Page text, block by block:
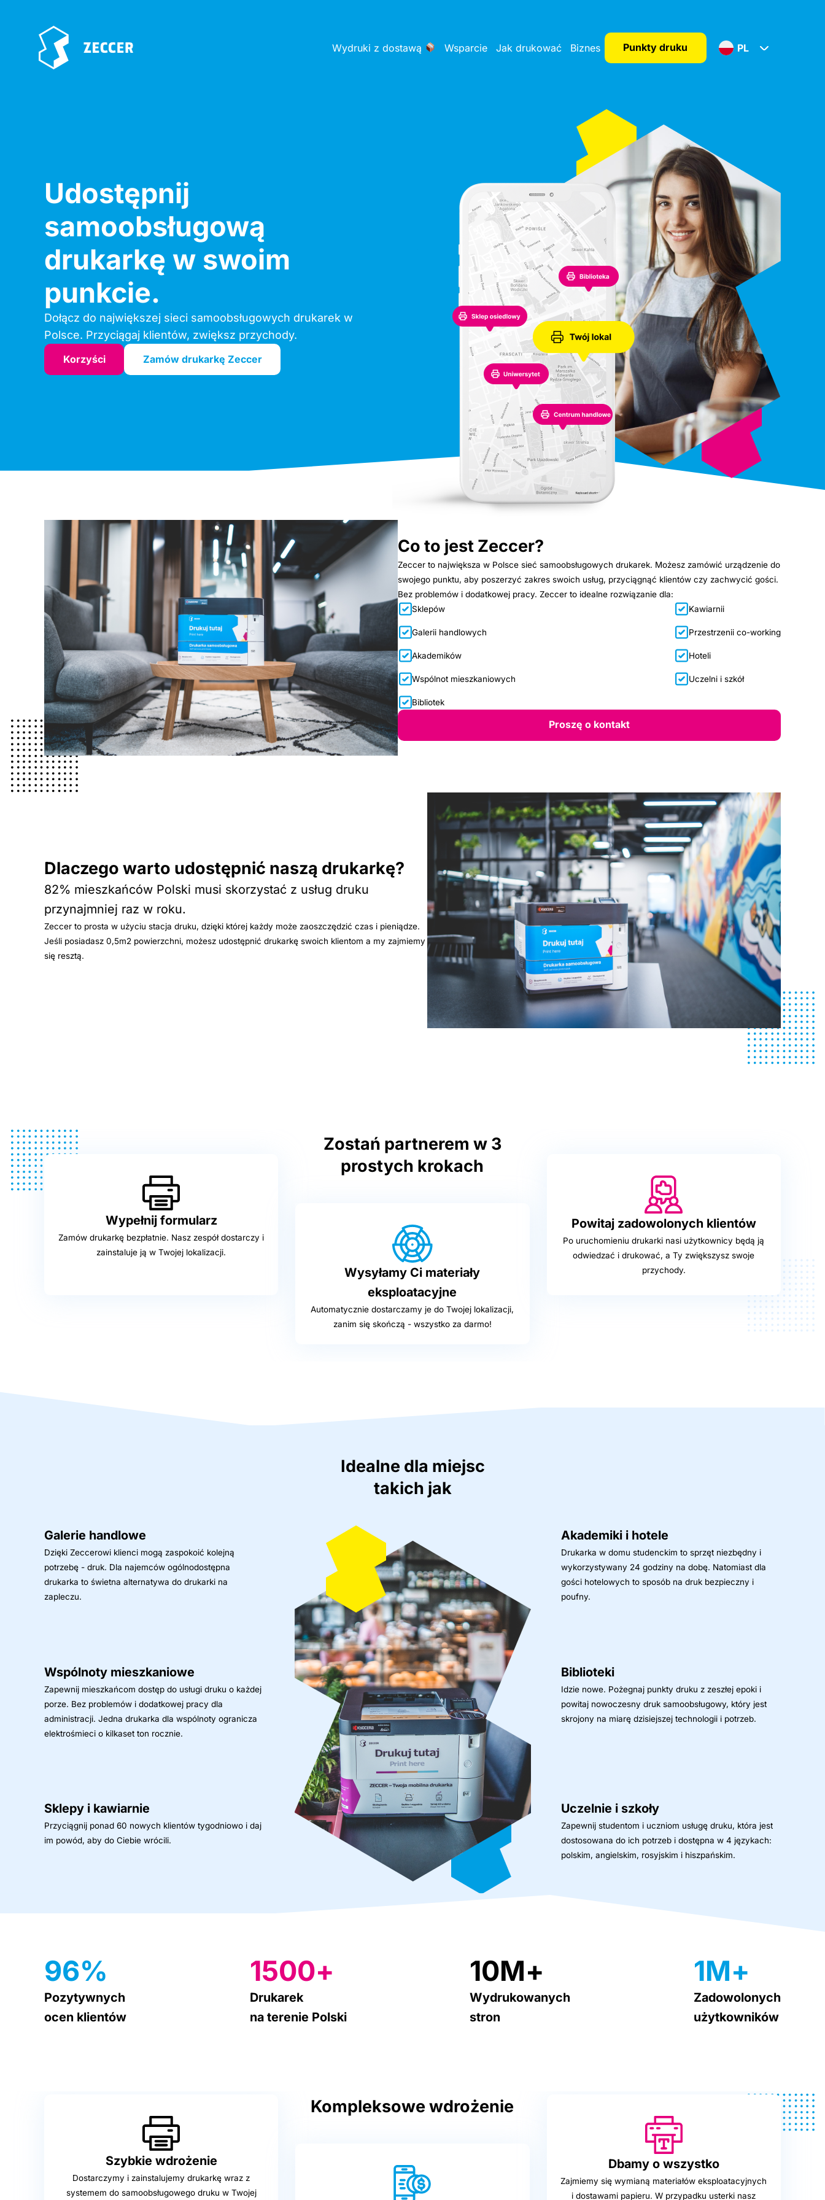
Wydruki z dostawą Wsparcie Jak drukować Biznes Punkty druku PL
Udostępnij
samoobsługową
drukarkę w swoim
punkcie.
Dołącz do największej sieci samoobsługowych drukarek w
Polsce. Przyciągaj klientów, zwiększ przychody.
Korzyści Zamów drukarkę Zeccer
Co to jest Zeccer?
Zeccer to największa w Polsce sieć samoobsługowych drukarek. Możesz zamówić urządzenie do
swojego punktu, aby poszerzyć zakres swoich usług, przyciągnąć klientów czy zachwycić gości.
Bez problemów i dodatkowej pracy. Zeccer to idealne rozwiązanie dla:
Sklepów
Kawiarnii
Galerii handlowych Przestrzenii co-working
Akademików Hoteli
Wspólnot mieszkaniowych Uczelni i szkół
Bibliotek
Proszę o kontakt
Dlaczego warto udostępnić naszą drukarkę?
82% mieszkańców Polski musi skorzystać z usług druku
przynajmniej raz w roku.
Zeccer to prosta w użyciu stacja druku, dzięki której każdy może zaoszczędzić czas i pieniądze.
Jeśli posiadasz 0,5m2 powierzchni, możesz udostępnić drukarkę swoich klientom a my zajmiemy
się resztą.
Zostań partnerem w 3
prostych krokach
Wypełnij formularz
Zamów drukarkę bezpłatnie. Nasz zespół dostarczy i
zainstaluje ją w Twojej lokalizacji.
Wysyłamy Ci materiały
eksploatacyjne
Automatycznie dostarczamy je do Twojej lokalizacji,
zanim się skończą - wszystko za darmo!
Powitaj zadowolonych klientów
Po uruchomieniu drukarki nasi użytkownicy będą ją
odwiedzać i drukować, a Ty zwiększysz swoje
przychody.
Idealne dla miejsc
takich jak
Galerie handlowe
Dzięki Zeccerowi klienci mogą zaspokoić kolejną
potrzebę - druk. Dla najemców ogólnodostępna
drukarka to świetna alternatywa do drukarki na
zapleczu.
Akademiki i hotele
Drukarka w domu studenckim to sprzęt niezbędny i
wykorzystywany 24 godziny na dobę. Natomiast dla
gości hotelowych to sposób na druk bezpieczny i
poufny.
Wspólnoty mieszkaniowe
Zapewnij mieszkańcom dostęp do usługi druku o każdej
porze. Bez problemów i dodatkowej pracy dla
administracji. Jedna drukarka dla wspólnoty ogranicza
elektrośmieci o kilkaset ton rocznie.
Biblioteki
Idzie nowe. Pożegnaj punkty druku z zeszłej epoki i
powitaj nowoczesny druk samoobsługowy, który jest
skrojony na miarę dzisiejszej technologii i potrzeb.
Sklepy i kawiarnie
Przyciągnij ponad 60 nowych klientów tygodniowo i daj
im powód, aby do Ciebie wrócili.
Uczelnie i szkoły
Zapewnij studentom i uczniom usługę druku, która jest
dostosowana do ich potrzeb i dostępna w 4 językach:
polskim, angielskim, rosyjskim i hiszpańskim.
96%
Pozytywnych
ocen klientów
1500+
Drukarek
na terenie Polski
10M+
Wydrukowanych
stron
1M+
Zadowolonych
użytkowników
Kompleksowe wdrożenie
Szybkie wdrożenie
Dostarczymy i zainstalujemy drukarkę wraz z
systemem do samoobsługowego druku w Twojej
Dbamy o wszystko
Zajmiemy się wymianą materiałów eksploatacyjnych
i dostawami papieru. W przypadku usterki nasz